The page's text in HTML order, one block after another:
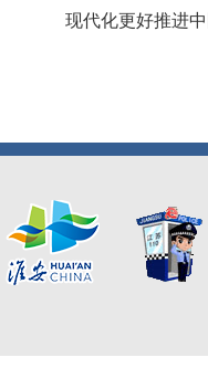
现代化更好推进